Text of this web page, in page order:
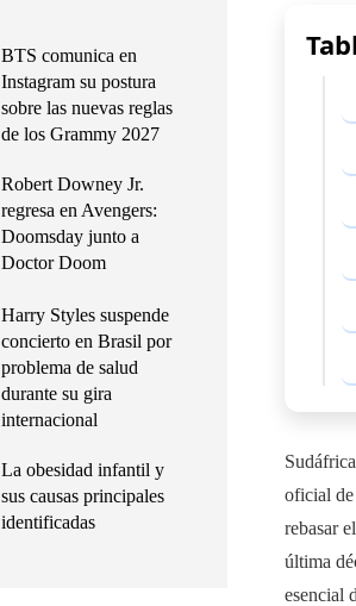
oficial de
rebasar
última
esencial
BTS comunica en
Instagram su postura
sobre las nuevas reglas
de los Grammy 2027
Robert Downey Jr.
regresa en Avengers:
Doomsday junto a
Doctor Doom
Harry Styles suspende
concierto en Brasil por
problema de salud
durante su gira
internacional
La obesidad infantil y
sus causas principales
identificadas